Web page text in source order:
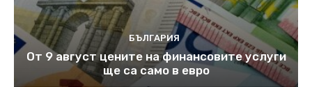
БЪЛГАРИЯ
От 9 август цените на финансовите услуги
ще са само в евро